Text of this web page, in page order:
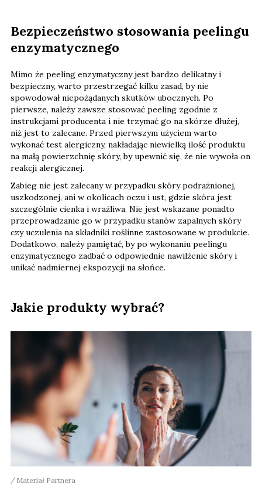
Bezpieczeństwo stosowania peelingu
enzymatycznego
Mimo że peeling enzymatyczny jest bardzo delikatny i
bezpieczny, warto przestrzegać kilku zasad, by nie
spowodował niepożądanych skutków ubocznych. Po
pierwsze, należy zawsze stosować peeling zgodnie z
instrukcjami producenta i nie trzymać go na skórze dłużej,
niż jest to zalecane. Przed pierwszym użyciem warto
wykonać test alergiczny, nakładając niewielką ilość produktu
na małą powierzchnię skóry, by upewnić się, że nie wywoła on
reakcji alergicznej.
Zabieg nie jest zalecany w przypadku skóry podrażnionej,
uszkodzonej, ani w okolicach oczu i ust, gdzie skóra jest
szczególnie cienka i wrażliwa. Nie jest wskazane ponadto
przeprowadzanie go w przypadku stanów zapalnych skóry
czy uczulenia na składniki roślinne zastosowane w produkcie.
Dodatkowo, należy pamiętać, by po wykonaniu peelingu
enzymatycznego zadbać o odpowiednie nawilżenie skóry i
unikać nadmiernej ekspozycji na słońce.
Jakie produkty wybrać?
Materiał Partnera